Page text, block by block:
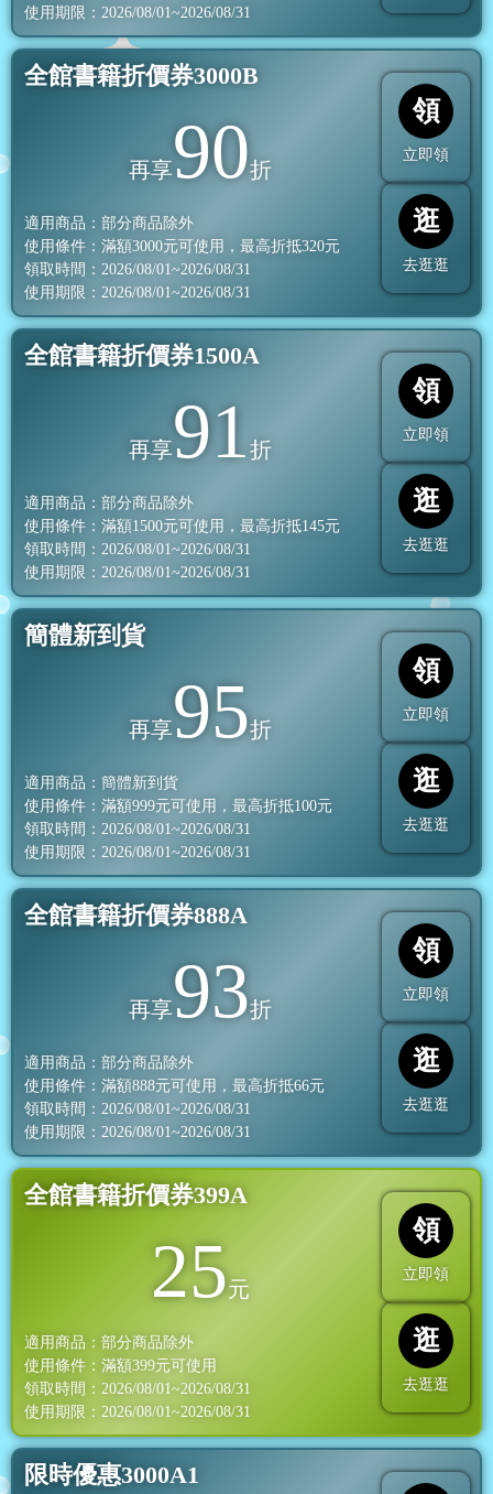
使用期限：2026/08/01~2026/08/31
全館書籍折價券3000B
再享90折
適用商品：部分商品除外
使用條件：滿額3000元可使用，最高折抵320元
領取時間：2026/08/01~2026/08/31
使用期限：2026/08/01~2026/08/31
領
立即領
逛
去逛逛
全館書籍折價券1500A
再享91折
適用商品：部分商品除外
使用條件：滿額1500元可使用，最高折抵145元
領取時間：2026/08/01~2026/08/31
使用期限：2026/08/01~2026/08/31
領
立即領
逛
去逛逛
簡體新到貨
再享95折
適用商品：簡體新到貨
使用條件：滿額999元可使用，最高折抵100元
領取時間：2026/08/01~2026/08/31
使用期限：2026/08/01~2026/08/31
領
立即領
逛
去逛逛
全館書籍折價券888A
再享93折
適用商品：部分商品除外
使用條件：滿額888元可使用，最高折抵66元
領取時間：2026/08/01~2026/08/31
使用期限：2026/08/01~2026/08/31
領
立即領
逛
去逛逛
全館書籍折價券399A
25元
適用商品：部分商品除外
使用條件：滿額399元可使用
領取時間：2026/08/01~2026/08/31
使用期限：2026/08/01~2026/08/31
領
立即領
逛
去逛逛
限時優惠3000A1